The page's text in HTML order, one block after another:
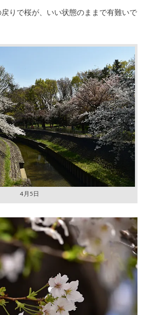
りで桜が、いい状態のままで有難いで
4月5日